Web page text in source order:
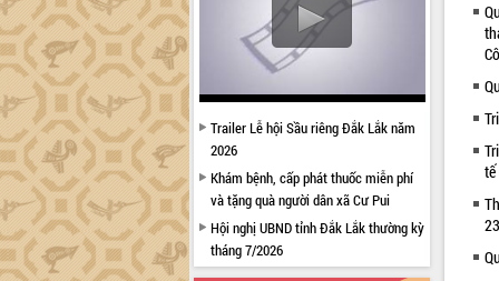
Trailer Lễ hội Sầu riêng Đắk Lắk năm
2026
Khám bệnh, cấp phát thuốc miễn phí
và tặng quà người dân xã Cư Pui
Hội nghị UBND tỉnh Đắk Lắk thường kỳ
tháng 7/2026